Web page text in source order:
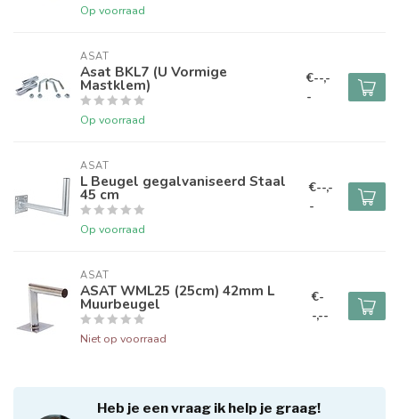
Op voorraad
ASAT
Asat BKL7 (U Vormige
Mastklem)
Op voorraad
€--,-
-
ASAT
L Beugel gegalvaniseerd Staal
45 cm
Op voorraad
€--,-
-
ASAT
ASAT WML25 (25cm) 42mm L
Muurbeugel
Niet op voorraad
€-
-,--
Heb je een vraag ik help je graag!